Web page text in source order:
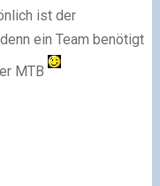
ist der
ein Team benötigt
MTB